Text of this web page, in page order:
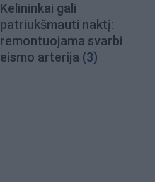
Kelininkai gali
patriukšmauti naktį:
remontuojama svarbi
eismo arterija (3)